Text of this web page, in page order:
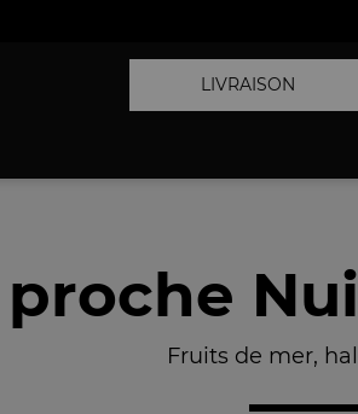
LIVRAISON
Fruits de mer,